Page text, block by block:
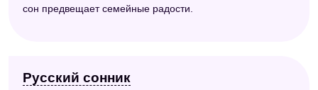
сон предвещает семейные радости.
Русский сонник